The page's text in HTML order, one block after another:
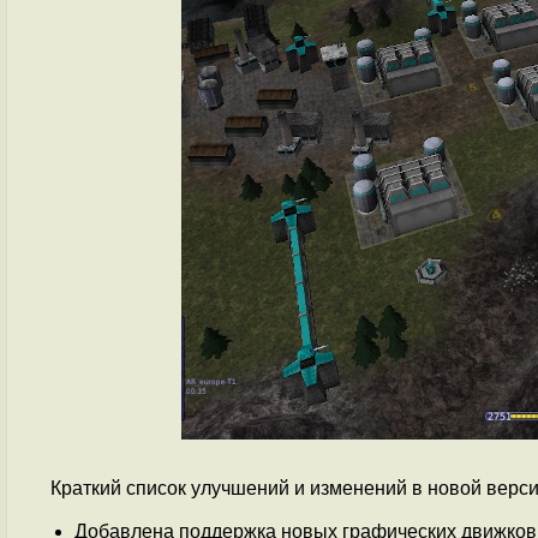
Краткий список улучшений и изменений в новой
Добавлена поддержка новых графических